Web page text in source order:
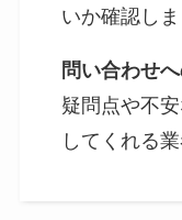
いか確認しま
問い合わせ
疑問点や不
してくれる